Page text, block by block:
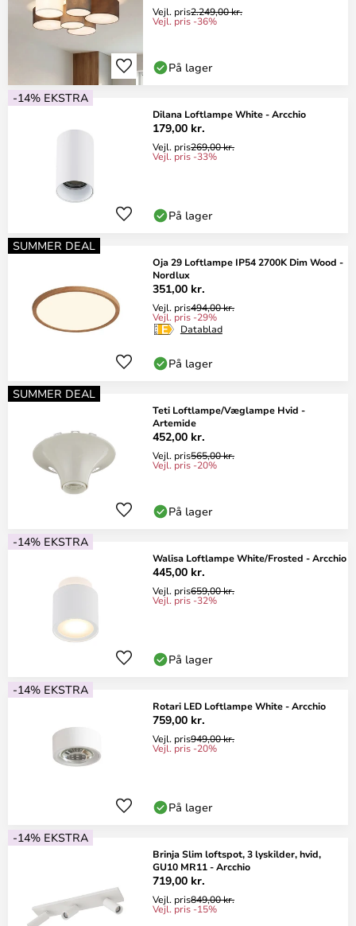
Vejl. pris2.249,00 kr.
Vejl. pris -36%
På lager
-14% EKSTRA
Dilana Loftlampe White - Arcchio
179,00 kr.
Vejl. pris269,00 kr.
Vejl. pris -33%
På lager
SUMMER DEAL
Oja 29 Loftlampe IP54 2700K Dim Wood -
Nordlux
351,00 kr.
Vejl. pris494,00 kr.
Vejl. pris -29%
Datablad
På lager
SUMMER DEAL
Teti Loftlampe/Væglampe Hvid -
Artemide
452,00 kr.
Vejl. pris565,00 kr.
Vejl. pris -20%
På lager
-14% EKSTRA
Walisa Loftlampe White/Frosted - Arcchio
445,00 kr.
Vejl. pris659,00 kr.
Vejl. pris -32%
På lager
-14% EKSTRA
Rotari LED Loftlampe White - Arcchio
759,00 kr.
Vejl. pris949,00 kr.
Vejl. pris -20%
På lager
-14% EKSTRA
Brinja Slim loftspot, 3 lyskilder, hvid,
GU10 MR11 - Arcchio
719,00 kr.
Vejl. pris849,00 kr.
Vejl. pris -15%